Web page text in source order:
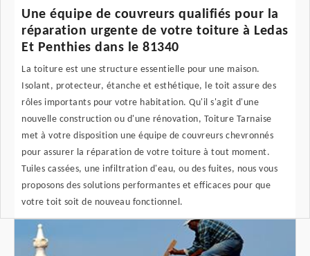
Une équipe de couvreurs qualifiés pour la
réparation urgente de votre toiture à Ledas
Et Penthies dans le 81340
La toiture est une structure essentielle pour une maison.
Isolant, protecteur, étanche et esthétique, le toit assure des
rôles importants pour votre habitation. Qu'il s'agit d'une
nouvelle construction ou d'une rénovation, Toiture Tarnaise
met à votre disposition une équipe de couvreurs chevronnés
pour assurer la réparation de votre toiture à tout moment.
Tuiles cassées, une infiltration d'eau, ou des fuites, nous vous
proposons des solutions performantes et efficaces pour que
votre toit soit de nouveau fonctionnel.